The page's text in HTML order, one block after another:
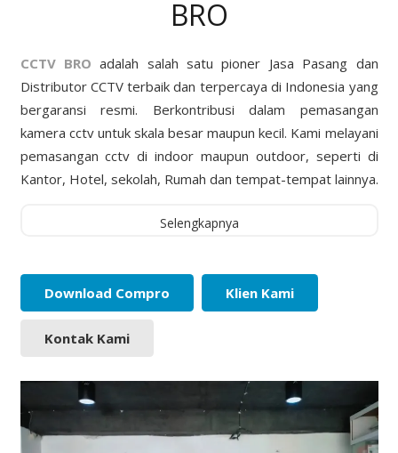
BRO
CCTV BRO adalah salah satu pioner Jasa Pasang dan
Distributor CCTV terbaik dan terpercaya di Indonesia yang
bergaransi resmi. Berkontribusi dalam pemasangan
kamera cctv untuk skala besar maupun kecil. Kami melayani
pemasangan cctv di indoor maupun outdoor, seperti di
Kantor, Hotel, sekolah, Rumah dan tempat-tempat lainnya.
Selengkapnya
Download Compro Klien Kami
Kontak Kami